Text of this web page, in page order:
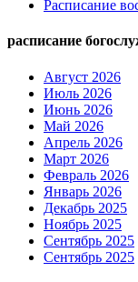
Расписание
расписание
Август 2026
Июль 2026
Июнь 2026
Май 2026
Апрель 2026
Март 2026
Февраль 2026
Январь 2026
Декабрь 2025
Ноябрь 2025
Сентябрь 2025
Сентябрь 2025